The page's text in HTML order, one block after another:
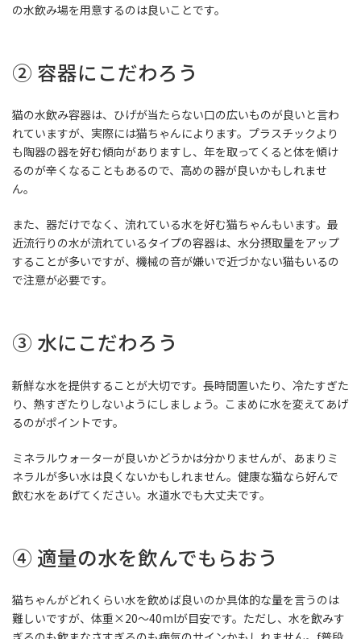
の水飲み場を用意するのは良いことです。
② 容器にこだわろう
猫の水飲み容器は、ひげが当たらない口の広いものが良いと言わ
れていますが、実際には猫ちゃんによります。プラスチックより
も陶器の器を好む傾向がありますし、年を取ってくると体を傾け
るのが辛くなることもあるので、高めの器が良いかもしれませ
ん。
また、器だけでなく、流れている水を好む猫ちゃんもいます。最
近流行りの水が流れているタイプの容器は、水分摂取量をアップ
することが多いですが、機械の音が嫌いで近づかない猫もいるの
で注意が必要です。
③ 水にこだわろう
新鮮な水を提供することが大切です。長時間置いたり、冷たすぎた
り、熱すぎたりしないようにしましょう。こまめに水を変えてあげ
るのがポイントです。
ミネラルウォーターが良いかどうかは分かりませんが、あまりミ
ネラルが多い水は良くないかもしれません。健康な猫なら好んで
飲む水をあげてください。水道水でも大丈夫です。
④ 適量の水を飲んでもらおう
猫ちゃんがどれくらい水を飲めば良いのか具体的な量を言うのは
難しいですが、体重×20～40mlが目安です。ただし、水を飲みす